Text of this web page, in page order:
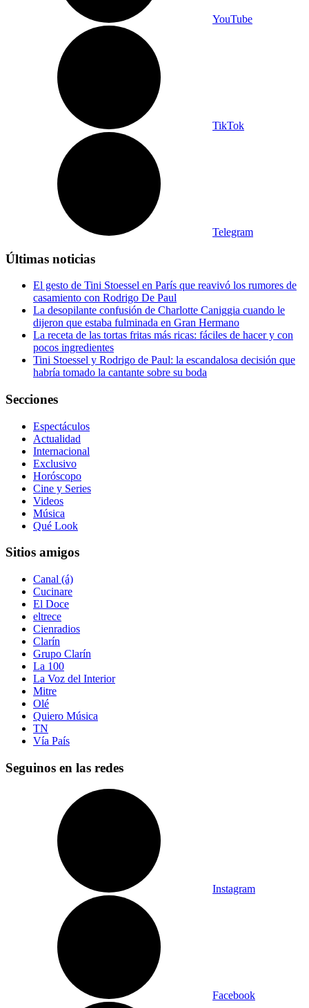
YouTube
TikTok
Telegram
Últimas noticias
El gesto de Tini Stoessel en París que reavivó los rumores de
casamiento con Rodrigo De Paul
La desopilante confusión de Charlotte Caniggia cuando le
dijeron que estaba fulminada en Gran Hermano
La receta de las tortas fritas más ricas: fáciles de hacer y con
pocos ingredientes
Tini Stoessel y Rodrigo de Paul: la escandalosa decisión que
habría tomado la cantante sobre su boda
Secciones
Espectáculos
Actualidad
Internacional
Exclusivo
Horóscopo
Cine y Series
Videos
Música
Qué Look
Sitios amigos
Canal (á)
Cucinare
El Doce
eltrece
Cienradios
Clarín
Grupo Clarín
La 100
La Voz del Interior
Mitre
Olé
Quiero Música
TN
Vía País
Seguinos en las redes
Instagram
Facebook